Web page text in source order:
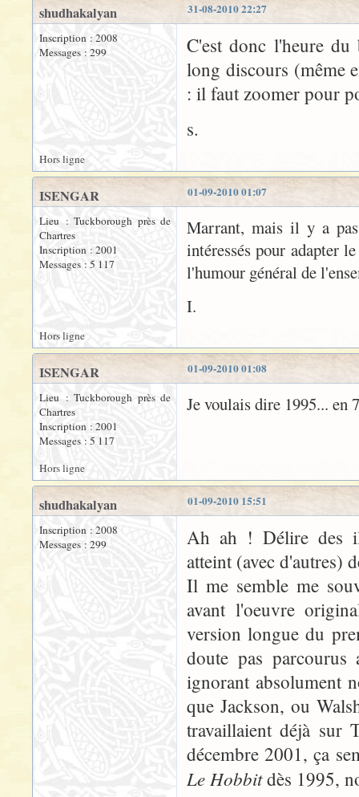
31-08-2010 22:27
shudhakalyan
Inscription : 2008
Messages : 299
C'est donc l'heure
long discours (même
: il faut zoomer pour
s.
Hors ligne
01-09-2010 01:07
ISENGAR
Lieu : Tuckborough près de
Chartres
Inscription : 2001
Messages : 5 117
Marrant, mais il y a pas
intéressés pour adapter
l'humour général de
I.
Hors ligne
01-09-2010 01:08
ISENGAR
Lieu : Tuckborough près de
Chartres
Inscription : 2001
Messages : 5 117
Je voulais dire 1995... en
Hors ligne
01-09-2010 15:51
shudhakalyan
Inscription : 2008
Messages : 299
Ah ah ! Délire des
atteint (avec d'autres)
Il me semble me
avant l'oeuvre
version longue du
doute pas
ignorant absolument
que Jackson, ou
travaillaient déjà sur
décembre 2001, ça
Le Hobbitdès 1995,